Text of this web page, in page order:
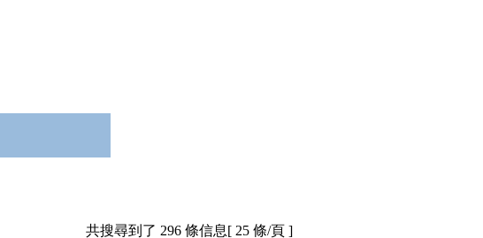
共搜尋到了 296 條信息[ 25 條/頁 ]